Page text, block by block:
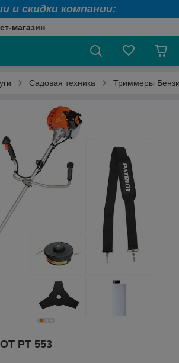
и скидки компании:
магазин
Садовая техника Триммеры
PT 553